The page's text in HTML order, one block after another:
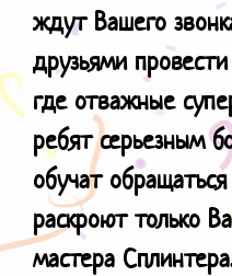
ждут Вашего
друзьями
где отважные
ребят серьезным
обучат
раскроют только
мастера